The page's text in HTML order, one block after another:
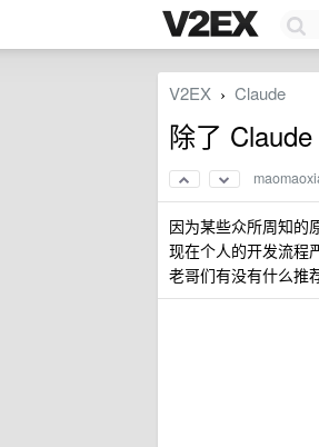
V2EX › Claude
除了
因为某些众所周知的
现在个人的开发流程
老哥们有没有什么推